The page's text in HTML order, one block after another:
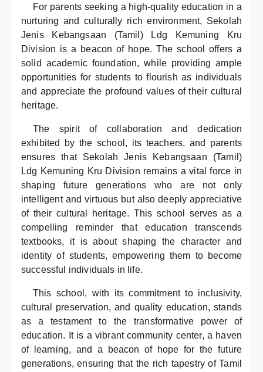
For parents seeking a high-quality education in a
nurturing and culturally rich environment, Sekolah
Jenis Kebangsaan (Tamil) Ldg Kemuning Kru
Division is a beacon of hope. The school offers a
solid academic foundation, while providing ample
opportunities for students to flourish as individuals
and appreciate the profound values of their cultural
heritage.
The spirit of collaboration and dedication
exhibited by the school, its teachers, and parents
ensures that Sekolah Jenis Kebangsaan (Tamil)
Ldg Kemuning Kru Division remains a vital force in
shaping future generations who are not only
intelligent and virtuous but also deeply appreciative
of their cultural heritage. This school serves as a
compelling reminder that education transcends
textbooks, it is about shaping the character and
identity of students, empowering them to become
successful individuals in life.
This school, with its commitment to inclusivity,
cultural preservation, and quality education, stands
as a testament to the transformative power of
education. It is a vibrant community center, a haven
of learning, and a beacon of hope for the future
generations, ensuring that the rich tapestry of Tamil